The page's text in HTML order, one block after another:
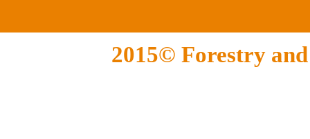
2015© Forestry